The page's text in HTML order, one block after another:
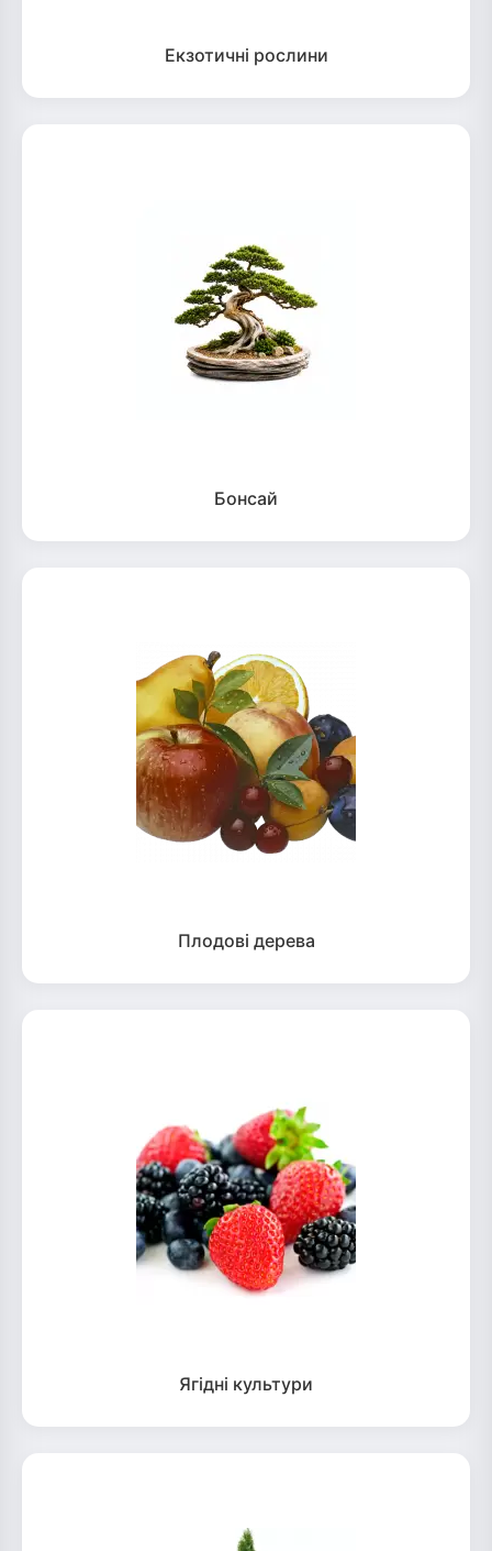
Екзотичні рослини
Бонсай
Плодові дерева
Ягідні культури